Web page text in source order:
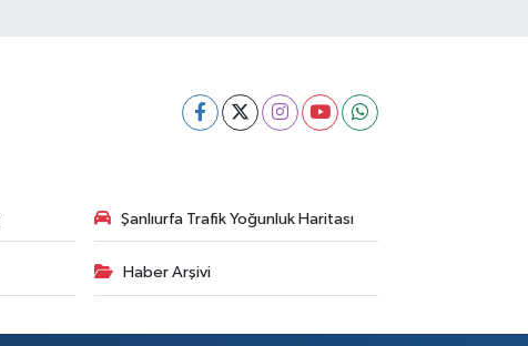
Şanlıurfa Trafik Yoğunluk Haritası
Haber Arşivi